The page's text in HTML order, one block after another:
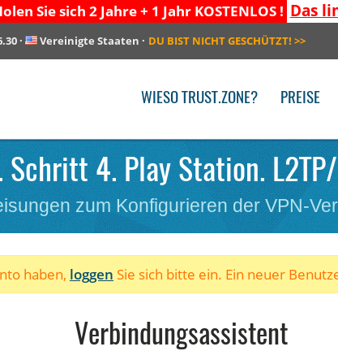
Sie sich 2 Jahre + 1 Jahr KOSTENLOS ! Das
· Vereinigte Staaten · DU BIST NICHT GESCHÜTZT! >>
WIESO TRUST.ZONE? PREISE
Schritt 4. Play Station.
zum Konfigurieren der VPN-
haben, loggen Sie sich bitte ein. Ein neuer
Verbindungsassistent